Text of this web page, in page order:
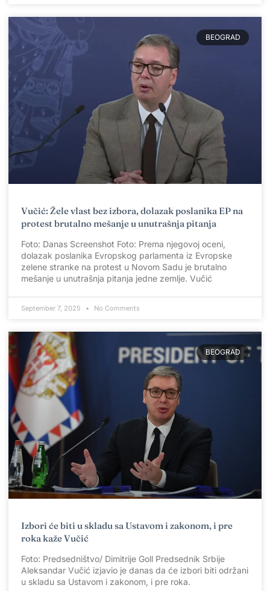
BEOGRAD
Vučić: Žele vlast bez izbora, dolazak poslanika EP na
protest brutalno mešanje u unutrašnja pitanja
Foto: Danas Screenshot Foto: Prema njegovoj oceni,
dolazak poslanika Evropskog parlamenta iz Evropske
zelene stranke na protest u Novom Sadu je brutalno
mešanje u unutrašnja pitanja jedne zemlje. Vučić
September 7, 2025 No Comments
BEOGRAD
Izbori će biti u skladu sa Ustavom i zakonom, i pre
roka kaže Vučić
Foto: Predsedništvo/ Dimitrije Goll Predsednik Srbije
Aleksandar Vučić izjavio je danas da će izbori biti održani
u skladu sa Ustavom i zakonom, i pre roka.